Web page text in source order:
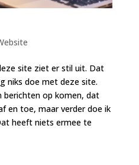
site ziet er stil uit. Dat
niks doe met deze site.
berichten op komen, dat
en toe, maar verder doe ik
heeft niets ermee te